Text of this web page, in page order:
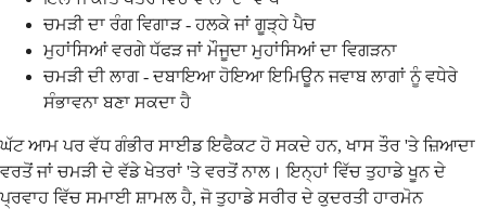
ਚਮੜੀ ਦਾ ਰੰਗ ਵਿਗਾੜ - ਹਲਕੇ ਜਾਂ ਗੂੜ੍ਹੇ ਪੈਚ
ਮੁਹਾਂਸਿਆਂ ਵਰਗੇ ਧੱਫੜ ਜਾਂ ਮੌਜੂਦਾ ਮੁਹਾਂਸਿਆਂ ਦਾ ਵਿਗੜਨਾ
ਚਮੜੀ ਦੀ ਲਾਗ - ਦਬਾਇਆ ਹੋਇਆ ਇਮਿਊਨ ਜਵਾਬ ਲਾਗਾਂ ਨੂੰ ਵਧੇਰੇ
ਸੰਭਾਵਨਾ ਬਣਾ ਸਕਦਾ ਹੈ
ਘੱਟ ਆਮ ਪਰ ਵੱਧ ਗੰਭੀਰ ਸਾਈਡ ਇਫੈਕਟ ਹੋ ਸਕਦੇ ਹਨ, ਖਾਸ ਤੌਰ 'ਤੇ ਜ਼ਿਆਦਾ
ਵਰਤੋਂ ਜਾਂ ਚਮੜੀ ਦੇ ਵੱਡੇ ਖੇਤਰਾਂ 'ਤੇ ਵਰਤੋਂ ਨਾਲ। ਇਨ੍ਹਾਂ ਵਿੱਚ ਤੁਹਾਡੇ ਖੂਨ ਦੇ
ਪ੍ਰਵਾਹ ਵਿੱਚ ਸਮਾਈ ਸ਼ਾਮਲ ਹੈ, ਜੋ ਤੁਹਾਡੇ ਸਰੀਰ ਦੇ ਕੁਦਰਤੀ ਹਾਰਮੋਨ